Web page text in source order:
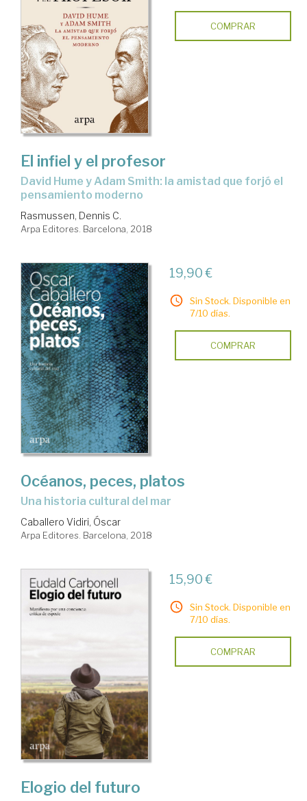
COMPRAR
El infiel y el profesor
David Hume y Adam Smith: la amistad que forjó el
pensamiento moderno
Rasmussen, Dennis C.
Arpa Editores. Barcelona, 2018
19,90 €
Sin Stock. Disponible en
7/10 días.
COMPRAR
Océanos, peces, platos
una historia cultural del mar
Caballero Vidiri, Óscar
Arpa Editores. Barcelona, 2018
15,90 €
Sin Stock. Disponible en
7/10 días.
COMPRAR
Elogio del futuro